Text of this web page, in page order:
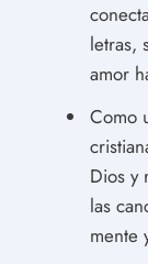
letras,
amor
Como
Dios y
las
mente